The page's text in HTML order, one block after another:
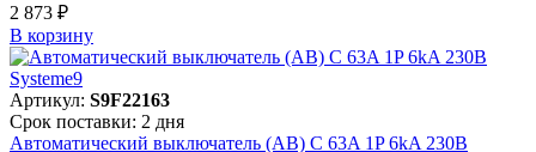
2 873 ₽
В корзинy
Артикул: S9F22163
Срок поставки: 2 дня
Автоматический выключатель (АВ) C 63A 1P 6kA 230В